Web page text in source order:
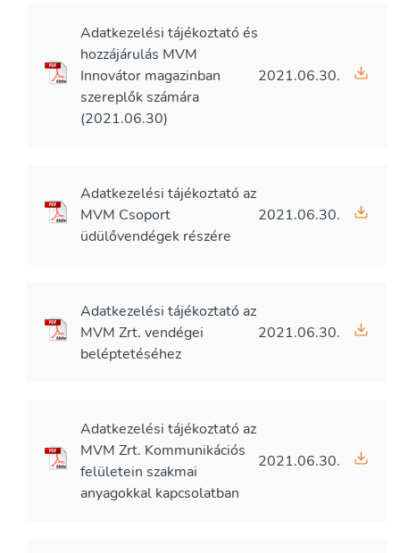
Adatkezelési tájékoztató és
hozzájárulás MVM
Innovátor magazinban
szereplők számára
(2021.06.30)
2021.06.30.
Adatkezelési tájékoztató az
MVM Csoport
üdülővendégek részére
2021.06.30.
Adatkezelési tájékoztató az
MVM Zrt. vendégei
beléptetéséhez
2021.06.30.
Adatkezelési tájékoztató az
MVM Zrt. Kommunikációs
felületein szakmai
anyagokkal kapcsolatban
2021.06.30.